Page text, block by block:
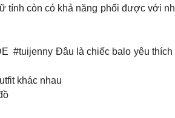
tính còn có khả năng phối được với nh
#tuijenny Đâu là chiếc balo yêu thích
khác nhau